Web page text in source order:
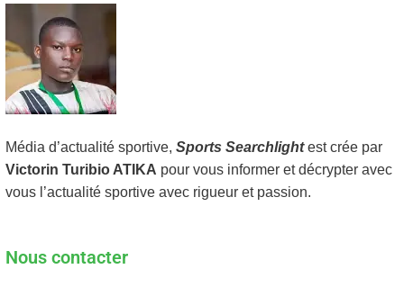
Média d’actualité sportive, Sports Searchlightest crée par
Victorin Turibio ATIKA pour vous informer et décrypter avec
vous l’actualité sportive avec rigueur et passion.
Nous contacter